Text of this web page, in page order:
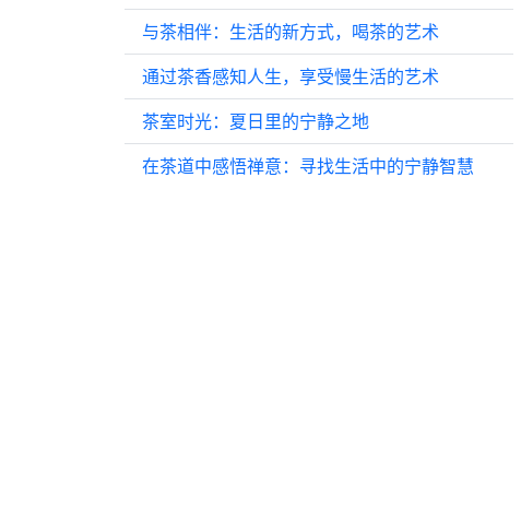
与茶相伴：生活的新方式，喝茶的艺术
通过茶香感知人生，享受慢生活的艺术
茶室时光：夏日里的宁静之地
在茶道中感悟禅意：寻找生活中的宁静智慧